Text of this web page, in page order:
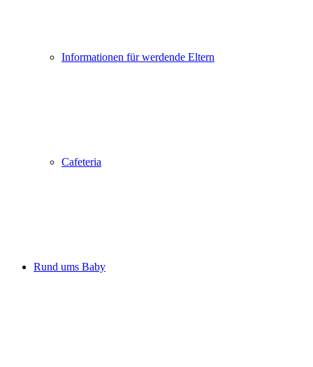
Informationen für werdende Eltern
Cafeteria
Rund ums Baby